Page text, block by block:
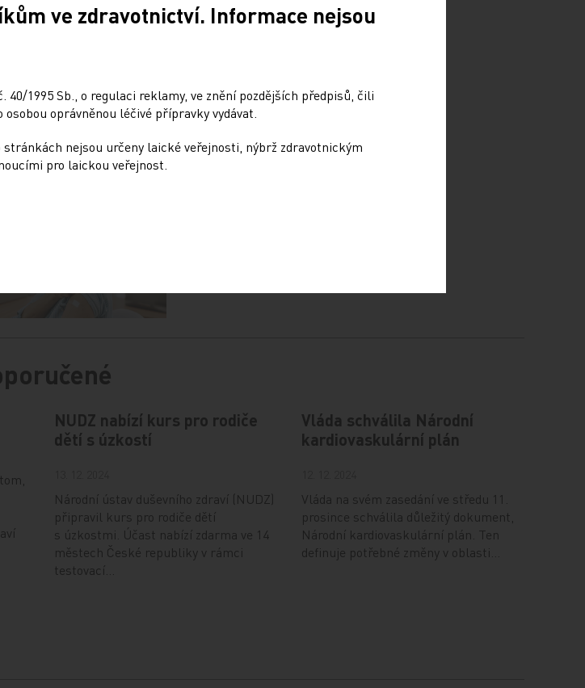
NUDZ nabízí kurs pro rodiče
dětí s úzkostí
Národní ústav duševního zdraví (NUDZ)
připravil kurs pro rodiče dětí
s úzkostmi. Účast nabízí zdarma ve 14
městech České republiky v rámci
testovací…
Vláda schválila Národní
kardiovaskulární plán
Vláda na svém zasedání ve středu 11.
prosince schválila důležitý dokument,
Národní kardiovaskulární plán. Ten
definuje potřebné změny v oblasti…
ve zdravotnictví. Informace nejsou
1995 Sb., o regulaci reklamy, ve znění pozdějších předpisů, čili
oprávněnou léčivé přípravky vydávat.
nejsou určeny laické veřejnosti, nýbrž zdravotnickým
pro laickou veřejnost.